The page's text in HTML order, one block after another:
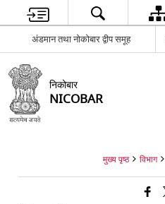
अंडमान तथा नोकोबार द्वीप समूह
निकोबार
NICOBAR
मुख्य पृष्ठ विभाग